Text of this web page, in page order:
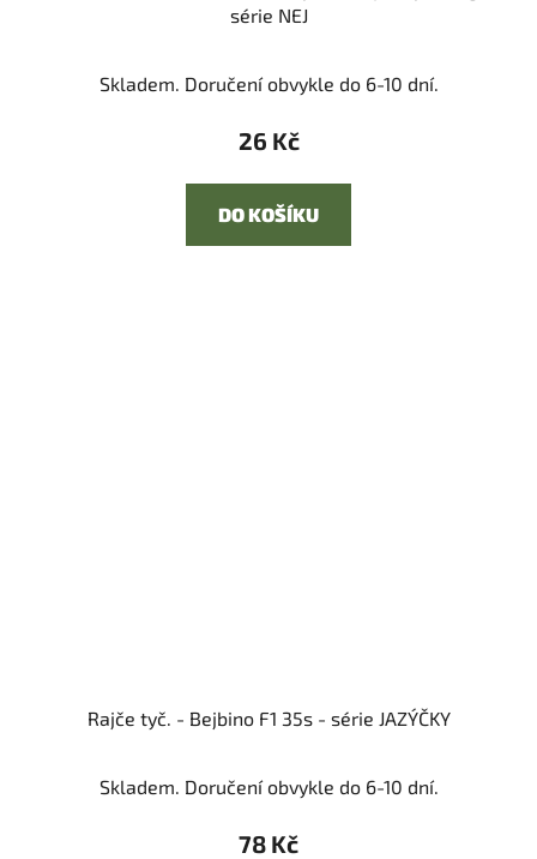
série NEJ
Skladem. Doručení obvykle do 6-10 dní.
26 Kč
DO KOŠÍKU
Rajče tyč. - Bejbino F1 35s - série JAZÝČKY
Skladem. Doručení obvykle do 6-10 dní.
78 Kč